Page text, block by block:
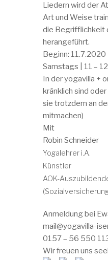
Liedern wird der
Art und Weise
die Begrifflichkeit
herangeführt.
Beginn:
Samstags | 11 –
In der yogavilla +
kränklich sind
sie trotzdem an
mitmachen)
Mit
Robin Schneider
Yogalehrer i.A.
Künstler
AOK-
Anmeldung bei
mail@yogavilla-
0157 – 56 550
Wir freuen uns